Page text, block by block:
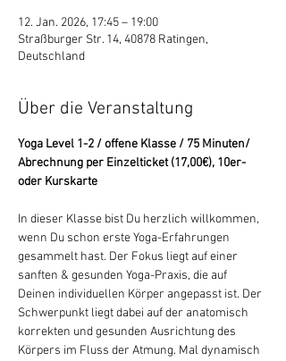
12. Jan. 2026, 17:45 – 19:00
Straßburger Str. 14, 40878 Ratingen,
Deutschland
Über die Veranstaltung
Yoga Level 1-2 / offene Klasse / 75 Minuten/
Abrechnung per Einzelticket (17,00€), 10er-
oder Kurskarte
In dieser Klasse bist Du herzlich willkommen,
wenn Du schon erste Yoga-Erfahrungen
gesammelt hast. Der Fokus liegt auf einer
sanften & gesunden Yoga-Praxis, die auf
Deinen individuellen Körper angepasst ist. Der
Schwerpunkt liegt dabei auf der anatomisch
korrekten und gesunden Ausrichtung des
Körpers im Fluss der Atmung. Mal dynamisch